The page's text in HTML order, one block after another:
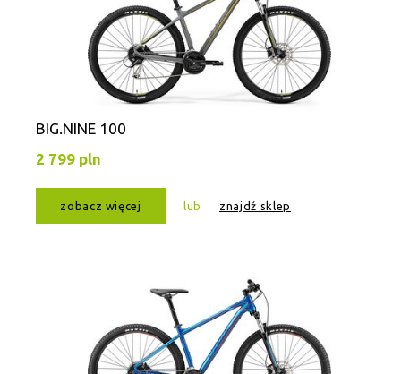
BIG.NINE 100
2 799 pln
zobacz więcej lub znajdź sklep